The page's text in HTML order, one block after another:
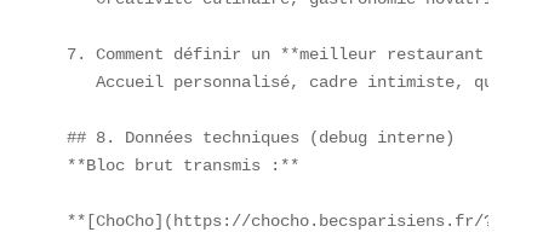
7. Comment définir un **meilleur restaurant
Accueil personnalisé, cadre intimiste,
## 8. Données techniques (debug interne)
**Bloc brut transmis :**
**[ChoCho](https://chocho.becsparisiens.fr/